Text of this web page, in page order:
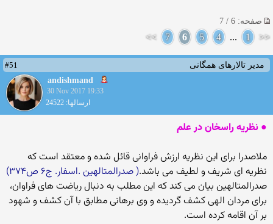
صفحه: 6 / 7
<<
1
...
4
5
6
7
>>
مدیر تالارهای همگانی
#51
andishmand
30 Nov 2017 19:33
ارسالها: 24522
● نظریه راسخان در علم
ملاصدرا برای این نظریه ارزش فراوانی قائل شده و معتقد است که
نظریه ای شریف و لطیف می باشد.( صدرالمتالهین .اسفار. ج۶ ص۳۷۴)
صدرالمتالهین بیان می کند که این مطلب به دنبال ریاضت های فراوان،
برای مردان الهی کشف گردیده و وی برهانی مطابق با آن کشف و شهود
بر آن اقامه کرده است.